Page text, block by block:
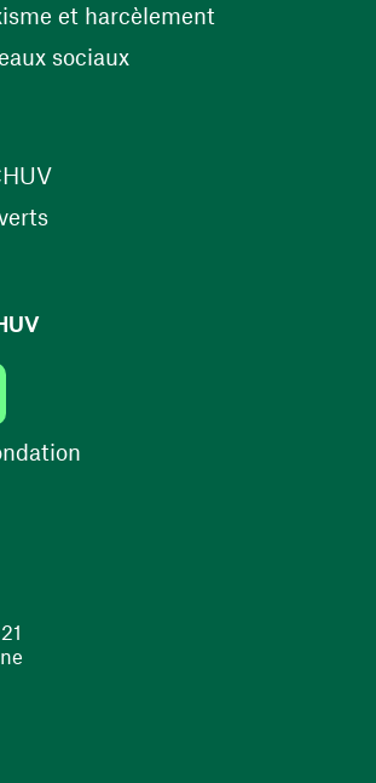
et harcèlement
sociaux(ouvre une nouvelle
(ouvre une nouvelle fenêtre)
(ouvre une nouvelle fenêtre)